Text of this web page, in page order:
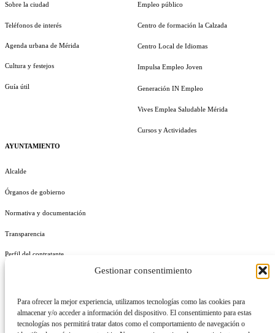
Gestionar consentimiento
Para ofrecer la mejor experiencia, utilizamos tecnologías como las cookies para
almacenar y/o acceder a información del dispositivo. El consentimiento para estas
tecnologías nos permitirá tratar datos como el comportamiento de navegación o
Sobre la ciudad
Teléfonos de interés
Agenda urbana de Mérida
Cultura y festejos
Guía útil
AYUNTAMIENTO
Alcalde
Órganos de gobierno
Normativa y documentación
Transparencia
Perfil del contratante
Empleo público
Centro de formación la Calzada
Centro Local de Idiomas
Impulsa Empleo Joven
Generación IN Empleo
Vives Emplea Saludable Mérida
Cursos y Actividades